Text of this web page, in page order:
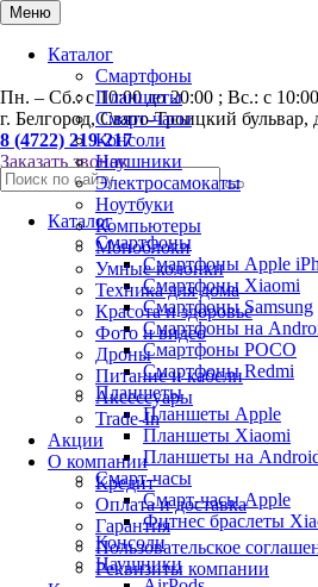
Меню
Каталог
Смартфоны
Планшеты
Смарт-часы
Консоли
Наушники
Электросамокаты
Ноутбуки
Компьютеры
Моноблоки
Умные колонки
Техника для дома
Красота и здоровье
Фото и видео
Дроны
Питание и кабели
Аксессуары
Trade-In
Акции
О компании
Кредит
Оплата и доставка
Гарантия
Пользовательское
Реквизиты компании
0
Пн. – Сб.: с 10:00 до 20:00 ; Вс.: с
г. Белгород, Свято-Троицкий бульвар,
8 (4722) 219-217
Заказать звонок
Каталог
Смартфоны
Смартфоны Apple
Смартфоны Хiaomi
Смартфоны Samsung
Смартфоны на
Смартфоны POCO
Смартфоны Redmi
Планшеты
Планшеты Apple
Планшеты Xiaomi
Планшеты на
Смарт-часы
Смарт-часы Apple
Фитнес браслеты
Консоли
Наушники